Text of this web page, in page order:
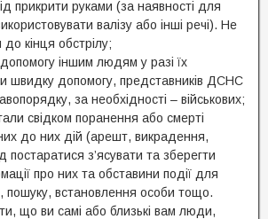
прикрити руками (за наявності для
валізу або інші речі). Не
кінця обстрілу;
іншим людям у разі їх
швидку допомогу, представників ДСНС
за необхідності – військових;
свідком поранення або смерті
до них дій (арешт, викрадення,
постаратися з’ясувати та зберегти
про них та обставини події для
пошуку, встановлення особи тощо.
що ви самі або близькі вам люди,